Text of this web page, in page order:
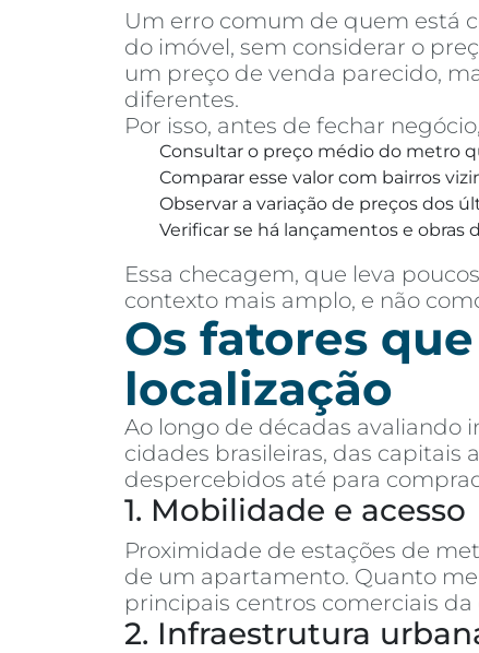
Um erro comum de quem está
do imóvel, sem considerar o
um preço de venda parecido,
diferentes.
Por isso, antes de fechar
Consultar o preço médio do metro
Comparar esse valor com bairros
Observar a variação de preços dos
Verificar se há lançamentos e obras
Essa checagem, que leva
contexto mais amplo, e não
Os fatores
localização
Ao longo de décadas avaliando
cidades brasileiras, das capitais
despercebidos até para
1. Mobilidade e acesso
Proximidade de estações de
de um apartamento. Quanto
principais centros comerciais
2. Infraestrutura